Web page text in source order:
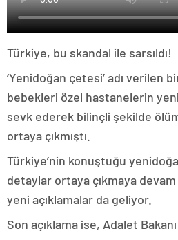
Türkiye, bu skandal ile sarsıldı!
‘Yenidoğan çetesi’ adı verilen
bebekleri özel hastanelerin
sevk ederek bilinçli şekilde
ortaya çıkmıştı.
Türkiye’nin konuştuğu
detaylar ortaya çıkmaya
yeni açıklamalar da geliyor.
Son açıklama ise, Adalet